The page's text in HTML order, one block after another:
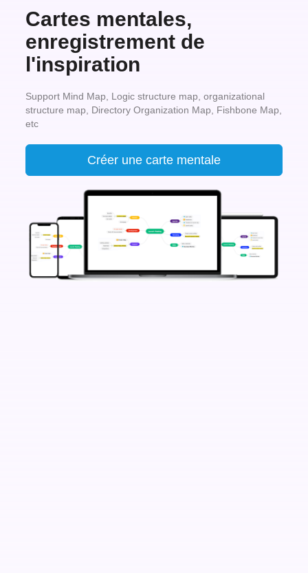
Cartes mentales,
enregistrement de
l'inspiration
Support Mind Map, Logic structure map, organizational
structure map, Directory Organization Map, Fishbone Map,
etc
Créer une carte mentale